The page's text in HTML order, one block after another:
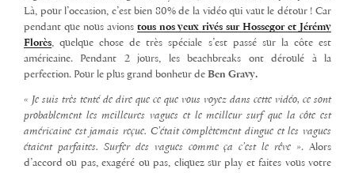
Là, pour l’occasion, c’est bien 80% de la vidéo qui vaut le détour ! Car
pendant que nous avions tous nos yeux rivés sur Hossegor et Jérémy
Florès, quelque chose de très spéciale s’est passé sur la côte est
américaine. Pendant 2 jours, les beachbreaks ont déroulé à la
perfection. Pour le plus grand bonheur de Ben Gravy.
« Je suis très tenté de dire que ce que vous voyez dans cette vidéo, ce sont
probablement les meilleures vagues et le meilleur surf que la côte est
américaine est jamais reçue. C’était complètement dingue et les vagues
étaient parfaites. Surfer des vagues comme ça c’est le rêve ». Alors
d’accord ou pas, exagéré ou pas, cliquez sur play et faites vous votre